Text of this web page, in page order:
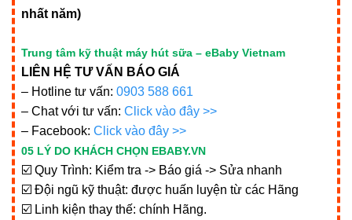
nhất năm)
Trung tâm kỹ thuật máy hút sữa – eBaby Vietnam
LIÊN HỆ TƯ VẤN BÁO GIÁ
– Hotline tư vấn: 0903 588 661
– Chat với tư vấn: Click vào đây >>
– Facebook: Click vào đây >>
05 LÝ DO KHÁCH CHỌN EBABY.VN
☑️ Quy Trình: Kiểm tra -> Báo giá -> Sửa nhanh
☑️ Đội ngũ kỹ thuật: được huấn luyện từ các Hãng
☑️ Linh kiện thay thế: chính Hãng.